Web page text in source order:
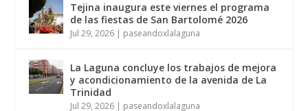
Tejina inaugura este viernes el programa
de las fiestas de San Bartolomé 2026
Jul 29, 2026 | paseandoxlalaguna
La Laguna concluye los trabajos de mejora
y acondicionamiento de la avenida de La
Trinidad
Jul 29, 2026 | paseandoxlalaguna